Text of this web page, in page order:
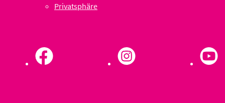
Privatsphäre